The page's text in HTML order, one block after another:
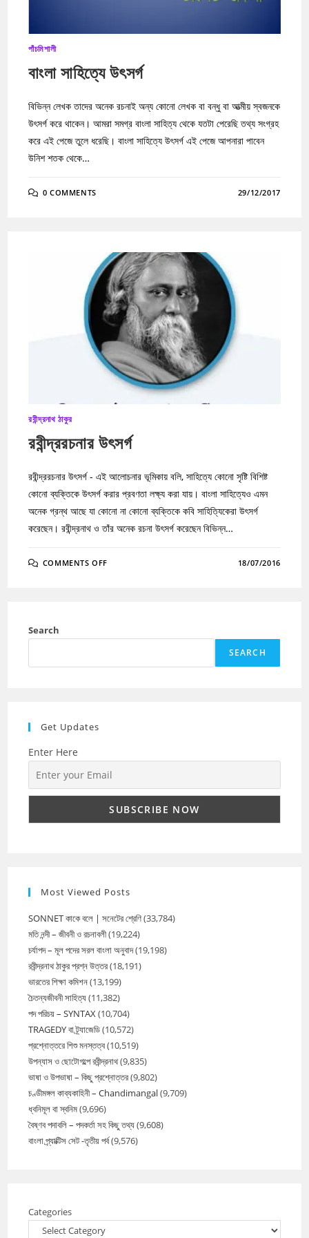
পাঁচমিশালী
বাংলা সাহিত্যে উৎসর্গ
বিভিন্ন লেখক তাদের অনেক রচনাই অন্য কোনো লেখক বা বন্ধু বা আত্মীয় স্বজনকে
উৎসর্গ করে থাকেন। আমরা সমগ্র বাংলা সাহিত্য থেকে যতটা পেরেছি তথ্য সংগ্রহ
করে এই পেজে তুলে ধরেছি। বাংলা সাহিত্যে উৎসর্গ এই পেজে আপনারা পাবেন
উনিশ শতক থেকে…
0 COMMENTS 29/12/2017
রবীন্দ্রনাথ ঠাকুর
রবীন্দ্ররচনার উৎসর্গ
রবীন্দ্ররচনার উৎসর্গ - এই আলোচনার ভূমিকায় বলি, সাহিত্যে কোনো সৃষ্টি বিশিষ্ট
কোনো ব্যক্তিকে উৎসর্গ করার প্রবণতা লক্ষ্য করা যায়। বাংলা সাহিত্যেও এমন
অনেক গ্রন্থ আছে যা কোনো না কোনো ব্যক্তিকে কবি সাহিত্যিকেরা উৎসর্গ
করেছেন। রবীন্দ্রনাথ ও তাঁর অনেক রচনা উৎসর্গ করেছেন বিভিন্ন…
COMMENTS OFF 18/07/2016
Search
SEARCH
Get Updates
Enter Here
Most Viewed Posts
SONNET কাকে বলে | সনেটের শ্রেণি(33,784)
মতি নন্দী – জীবনী ও রচনাবলী(19,224)
চর্যাপদ – মূল পদের সরল বাংলা অনুবাদ(19,198)
রবীন্দ্রনাথ ঠাকুর প্রশ্ন উত্তর(18,191)
ভারতের শিক্ষা কমিশন(13,199)
চৈতন্যজীবনী সাহিত্য(11,382)
পদ পরিচয় – SYNTAX(10,704)
TRAGEDY বা ট্র্যাজেডি(10,572)
প্রশ্নোত্তরে শিশু মনস্তত্ব(10,519)
উপন্যাস ও ছোটোগল্পে রবীন্দ্রনাথ(9,835)
ভাষা ও উপভাষা – কিছু প্রশ্নোত্তর(9,802)
চণ্ডীমঙ্গল কাব্যকাহিনী – Chandimangal(9,709)
ধ্বনিমূল বা স্বনিম(9,696)
বৈষ্ণব পদাবলি – পদকর্তা সহ কিছু তথ্য(9,608)
বাংলা প্র্যাক্টিস সেট -তৃতীয় পর্ব(9,576)
Categories